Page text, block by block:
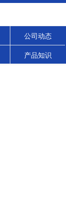
公司动态
产品知识